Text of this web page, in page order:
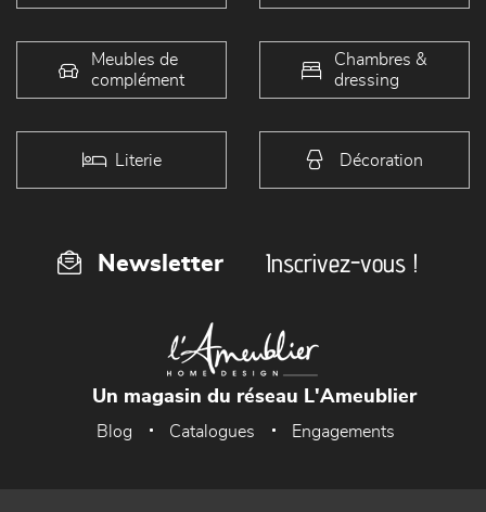
Meubles de
complément
Chambres &
dressing
Literie Décoration
Newsletter Inscrivez-vous !
Un magasin du réseau L'Ameublier
Blog Catalogues Engagements